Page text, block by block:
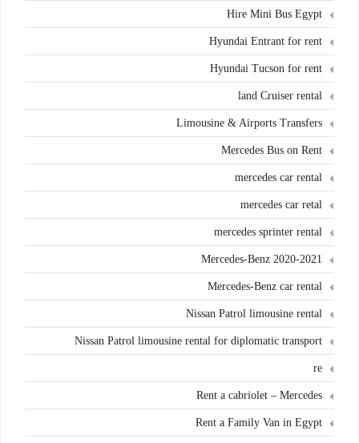
Hire Mini Bus Egypt
Hyundai Entrant for rent
Hyundai Tucson for rent
land Cruiser rental
Limousine & Airports Transfers
Mercedes Bus on Rent
mercedes car rental
mercedes car retal
mercedes sprinter rental
Mercedes-Benz 2020-2021
Mercedes-Benz car rental
Nissan Patrol limousine rental
Nissan Patrol limousine rental for diplomatic transport
re
Rent a cabriolet – Mercedes
Rent a Family Van in Egypt